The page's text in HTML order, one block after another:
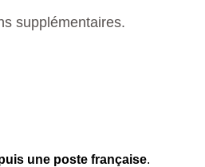
supplémentaires.
une poste française.